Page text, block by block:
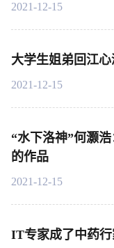
2021-12-15
大学生姐弟回江
2021-12-15
“水下洛神”何灏
的作品
2021-12-15
IT专家成了中药